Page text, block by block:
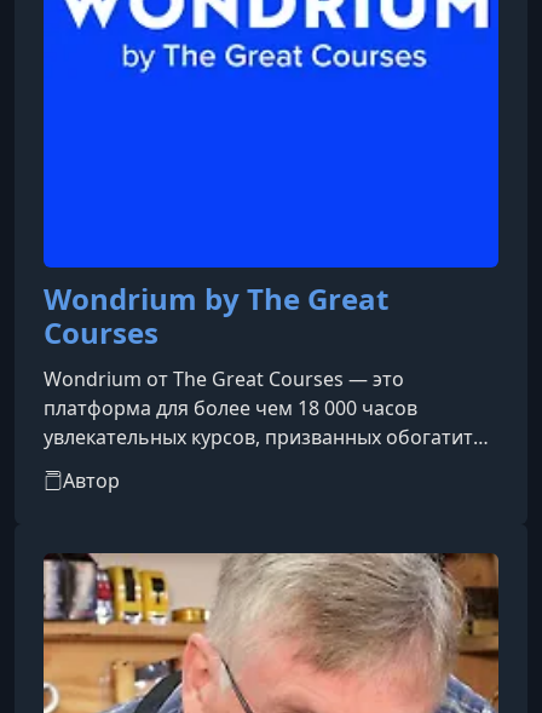
Wondrium by The Great
Courses
Wondrium от The Great Courses — это
платформа для более чем 18 000 часов
увлекательных курсов, призванных обогатить
и улучшить вашу жизнь. Академически
всеобъемлющие и неустанно увлекательные,
протяжении всей жизни встретиться лицом к
лицу с величайшими профессорами мира и
профильными экспертами по самым разным
темам: от науки и истории до философии и
религии, путешествий и профессионального
роста. Всегда без рекл
Автор